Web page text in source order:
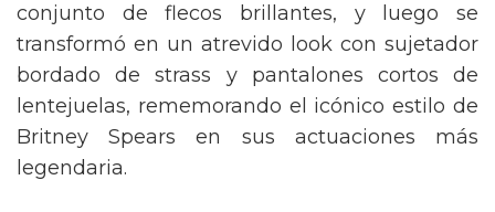
conjunto de flecos brillantes, y luego se
transformó en un atrevido look con sujetador
bordado de strass y pantalones cortos de
lentejuelas, rememorando el icónico estilo de
Britney Spears en sus actuaciones más
legendaria.